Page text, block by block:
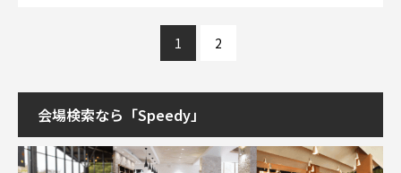
1 2
会場検索なら「Speedy」